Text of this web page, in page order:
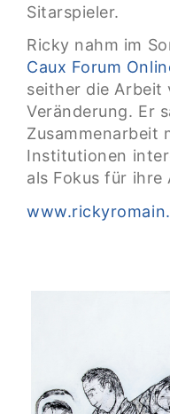
Sitarspieler.
Ricky nahm im
Caux Forum
seither die
Veränderung. Er
Zusammenarbeit
Institutionen
als Fokus für